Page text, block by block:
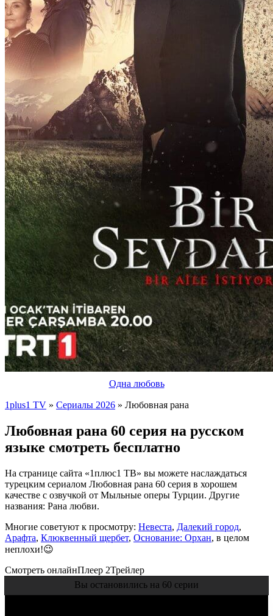
Одна любовь
1plus1 TV » Сериалы 2026 » Любовная рана
Любовная рана 60 серия на русском
языке смотреть бесплатно
На странице сайта «1плюс1 ТВ» вы можете наслаждаться
турецким сериалом Любовная рана 60 серия в хорошем
качестве с озвучкой от Мыльные оперы Турции. Другие
названия: Рана любви.
Многие советуют к просмотру: Невеста, Далекий город,
Арафта, Клюквенный щербет, Основание: Орхан, в целом
неплохи!😉
Смотреть онлайнПлеер 2Трейлер
Вы остановились на 60 серии